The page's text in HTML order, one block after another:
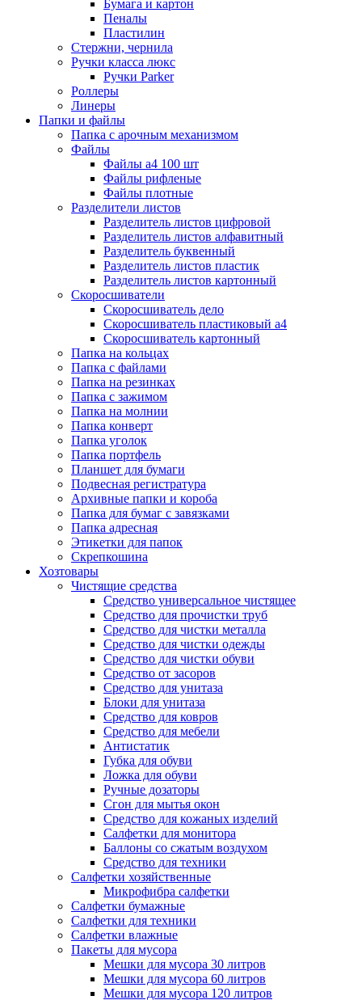
Бумага и картон
Пеналы
Пластилин
Стержни, чернила
Ручки класса люкс
Ручки Parker
Роллеры
Линеры
Папки и файлы
Папка с арочным механизмом
Файлы
Файлы а4 100 шт
Файлы рифленые
Файлы плотные
Разделители листов
Разделитель листов цифровой
Разделитель листов алфавитный
Разделитель буквенный
Разделитель листов пластик
Разделитель листов картонный
Скоросшиватели
Скоросшиватель дело
Скоросшиватель пластиковый а4
Скоросшиватель картонный
Папка на кольцах
Папка с файлами
Папка на резинках
Папка с зажимом
Папка на молнии
Папка конверт
Папка уголок
Папка портфель
Планшет для бумаги
Подвесная регистратура
Архивные папки и короба
Папка для бумаг с завязками
Папка адресная
Этикетки для папок
Скрепкошина
Хозтовары
Чистящие средства
Средство универсальное чистящее
Средство для прочистки труб
Средство для чистки металла
Средство для чистки одежды
Средство для чистки обуви
Средство от засоров
Средство для унитаза
Блоки для унитаза
Средство для ковров
Средство для мебели
Антистатик
Губка для обуви
Ложка для обуви
Ручные дозаторы
Сгон для мытья окон
Средство для кожаных изделий
Салфетки для монитора
Баллоны со сжатым воздухом
Средство для техники
Салфетки хозяйственные
Микрофибра салфетки
Салфетки бумажные
Салфетки для техники
Салфетки влажные
Пакеты для мусора
Мешки для мусора 30 литров
Мешки для мусора 60 литров
Мешки для мусора 120 литров